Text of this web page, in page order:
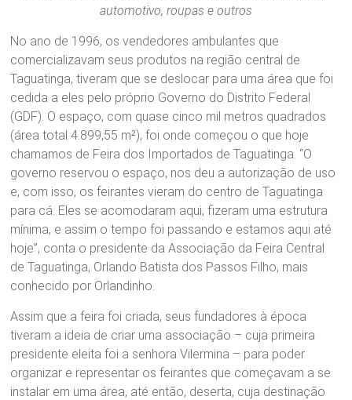
automotivo, roupas e outros
No ano de 1996, os vendedores ambulantes que
comercializavam seus produtos na região central de
Taguatinga, tiveram que se deslocar para uma área que foi
cedida a eles pelo próprio Governo do Distrito Federal
(GDF). O espaço, com quase cinco mil metros quadrados
(área total 4.899,55 m²), foi onde começou o que hoje
chamamos de Feira dos Importados de Taguatinga. “O
governo reservou o espaço, nos deu a autorização de uso
e, com isso, os feirantes vieram do centro de Taguatinga
para cá. Eles se acomodaram aqui, fizeram uma estrutura
mínima, e assim o tempo foi passando e estamos aqui até
hoje”, conta o presidente da Associação da Feira Central
de Taguatinga, Orlando Batista dos Passos Filho, mais
conhecido por Orlandinho.
Assim que a feira foi criada, seus fundadores à época
tiveram a ideia de criar uma associação – cuja primeira
presidente eleita foi a senhora Vilermina – para poder
organizar e representar os feirantes que começavam a se
instalar em uma área, até então, deserta, cuja destinação